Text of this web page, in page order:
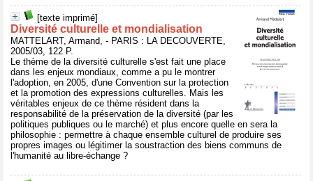
[texte imprimé]
Diversité culturelle et mondialisation
MATTELART, Armand, - PARIS : LA DECOUVERTE,
2005/03, 122 P.
Le thème de la diversité culturelle s'est fait une place
dans les enjeux mondiaux, comme a pu le montrer
l'adoption, en 2005, d'une Convention sur la protection
et la promotion des expressions culturelles. Mais les
véritables enjeux de ce thème résident dans la
responsabilité de la préservation de la diversité (par les
politiques publiques ou le marché) et plus encore quelle en sera la
philosophie : permettre à chaque ensemble culturel de produire ses
propres images ou légitimer la soustraction des biens communs de
l'humanité au libre-échange ?